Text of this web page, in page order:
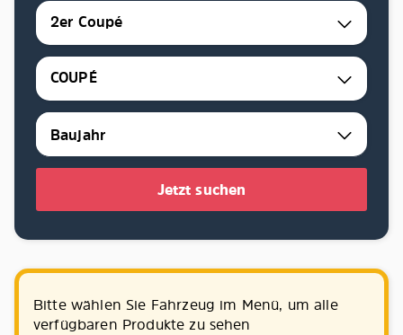
2er Coupé
COUPÉ
Jetzt suchen
Bitte wählen Sie Fahrzeug im Menü, um alle
verfügbaren Produkte zu sehen